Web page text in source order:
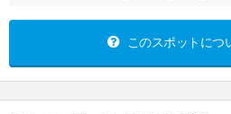
このスポットにつ